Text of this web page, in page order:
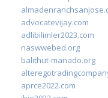
advocatevijay.com
adlibilimler2023.com
naswwebed.org
balithut-manado.org
aprce2022.com